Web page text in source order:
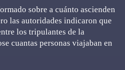
sobre a cuánto ascienden
las autoridades indicaron que
los tripulantes de la
cuantas personas viajaban en